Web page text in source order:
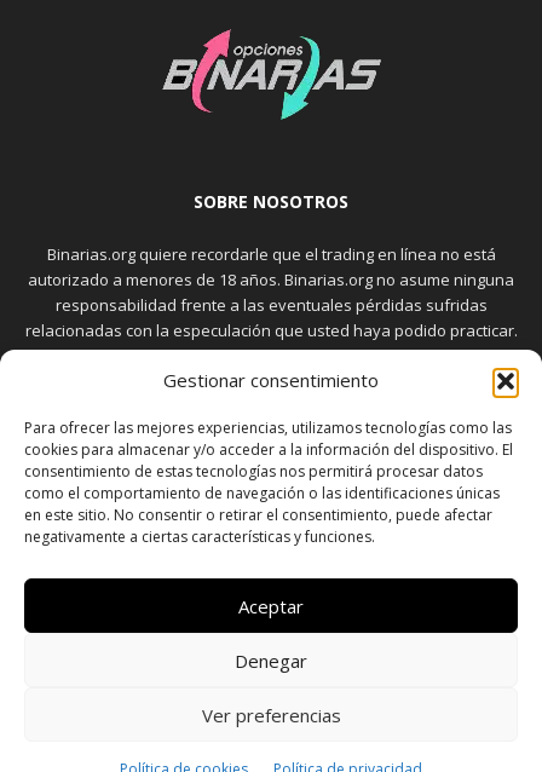
Gestionar consentimiento
Para ofrecer las mejores experiencias, utilizamos tecnologías como las
cookies para almacenar y/o acceder a la información del dispositivo. El
consentimiento de estas tecnologías nos permitirá procesar datos
como el comportamiento de navegación o las identificaciones únicas
en este sitio. No consentir o retirar el consentimiento, puede afectar
negativamente a ciertas características y funciones.
Aceptar
Denegar
Ver preferencias
SOBRE NOSOTROS
Binarias.org quiere recordarle que el trading en línea no está
autorizado a menores de 18 años. Binarias.org no asume ninguna
responsabilidad frente a las eventuales pérdidas sufridas
relacionadas con la especulación que usted haya podido practicar.
El trading en el mercado de opciones binarias implica riesgos
elevados. Usted debe conocer y aceptar estos riesgos, que
transacciones bursátiles.
SÍGUENOS
SITEMAP POLÍTICA DE COOKIES (UE)